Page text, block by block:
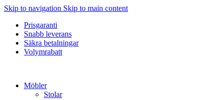
Skip to navigation Skip to main content
Prisgaranti
Snabb leverans
Säkra betalningar
Volymrabatt
Möbler
Stolar